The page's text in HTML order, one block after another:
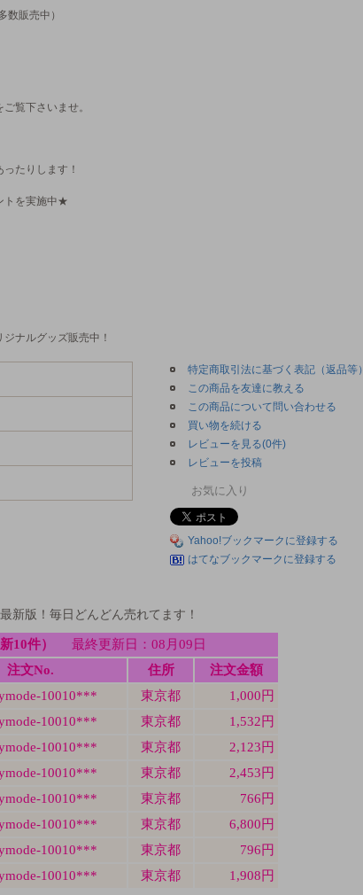
販売中）
覧下さいませ。
たりします！
トを実施中★
ナルグッズ販売中！
特定商取引法に基づく表記（返品等）
この商品を友達に教える
この商品について問い合わせる
買い物を続ける
レビューを見る(0件)
レビューを投稿
お気に入り
Yahoo!ブックマークに登録する
はてなブックマークに登録する
新版！毎日どんどん売れてます！